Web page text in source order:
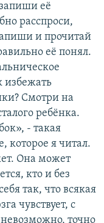
её
расспроси,
и прочитай
её понял.
избежать
Смотри на
ребёнка.
- такая
которое я читал.
Она может
кто и без
так, что всякая
чувствует, с
точно